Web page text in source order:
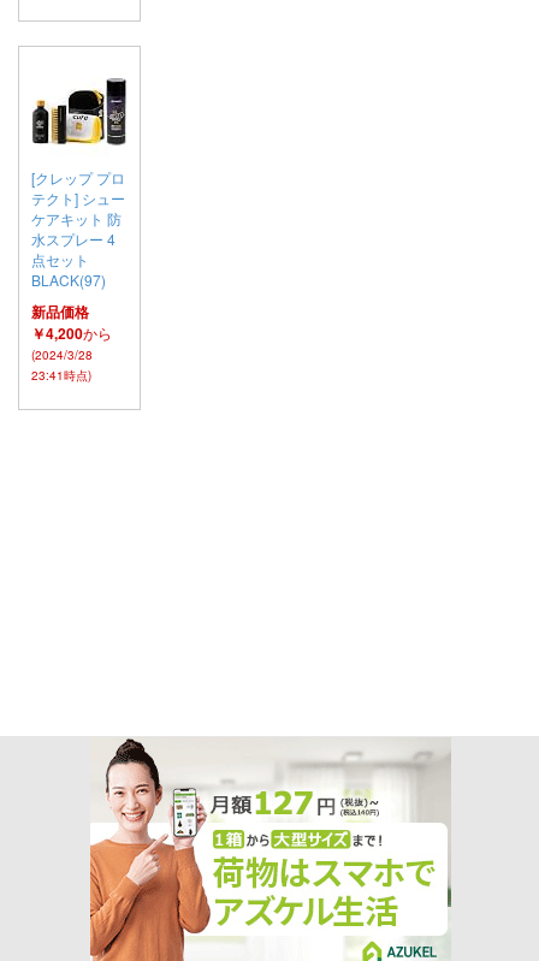
[クレップ プロ
テクト] シュー
ケアキット 防
水スプレー 4
点セット
BLACK(97)
新品価格
￥4,200から
(2024/3/28
23:41時点)